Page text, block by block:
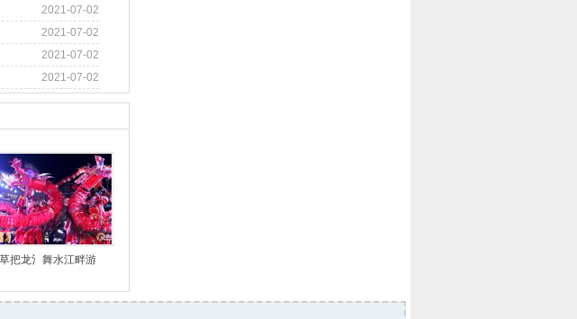
2021-07-02
2021-07-02
2021-07-02
2021-07-02
草把龙氵舞水江畔游